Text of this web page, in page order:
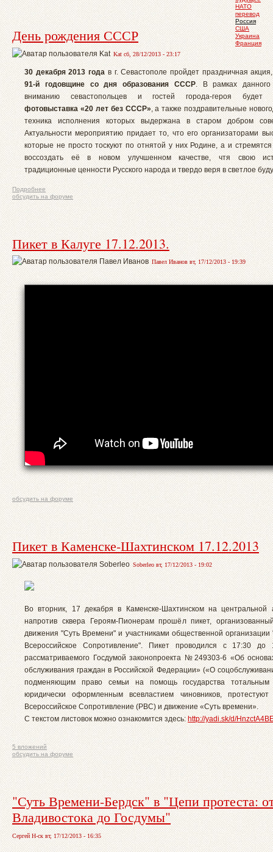
НАТО
перевод
Россия
США
Украина
Франция
День рождения СССР
Kat сб, 28/12/2013 - 23:17
30 декабря 2013 года в г. Севастополе пройдет праздничная
91-й годовщине со дня образования СССР. В рамках данного
вниманию севастопольцев и гостей города-героя будет
фотовыставка «20 лет без СССР» , а также поздравительные
техника исполнения которых выдержана в старом добром
Актуальности мероприятию придает то, что его организаторами
которые не просто тоскуют по отнятой у них Родине, а и
воссоздать её в новом улучшенном качестве, чтя свою
традиционные ценности Русского народа и твердо веря в светлое
Подробнее
обсудить на форуме
Пикет в Калуге 17.12.2013.
Павел Иванов вт, 17/12/2013 - 19:39
обсудить на форуме
Пикет в Каменске-Шахтинском 17.12.2013
Soberleo вт, 17/12/2013 - 19:02
Во вторник, 17 декабря в Каменске-Шахтинском на центральной
напротив сквера Героям-Пионерам прошёл пикет,
движения "Суть Времени" и участниками общественной организации
Всероссийское Сопротивление". Пикет проводился с 17:30 до
рассматриваемого Госдумой законопроекта №249303-6 «Об
обслуживания граждан в Российской Федерации» («О
подменяющим право семьи на помощь государства
юридически оформленным всевластием чиновников, протестуют
Всероссийское Сопротивление (РВС) и движение «Суть времени».
С текстом листовок можно ознакомится здесь: http://yadi.sk/d/
5 вложений
обсудить на форуме
"Суть Времени-Бердск" в "Цепи протеста:
Владивостока до Госдумы"
Сергей Н-ск вт, 17/12/2013 - 16:35